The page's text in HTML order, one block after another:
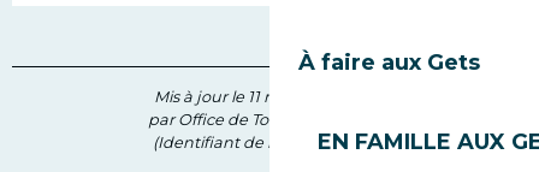
À faire aux Gets
EN FAMILLE AUX
Mis à jour le 11 mai 2026 à 15:03
par Office de Tourisme des Gets
(Identifiant de l'offre : 7816074)